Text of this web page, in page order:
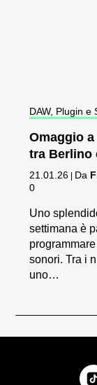
DAW, Plugin e
Omaggio
tra Berlino
21.01.26 | Da
0
Uno
settimana è
sonori. Tra i
uno…